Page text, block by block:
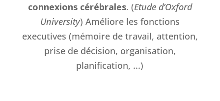
connexions cérébrales. (Etude d’Oxford
University) Améliore les fonctions
executives (mémoire de travail, attention,
prise de décision, organisation,
planification, ...)